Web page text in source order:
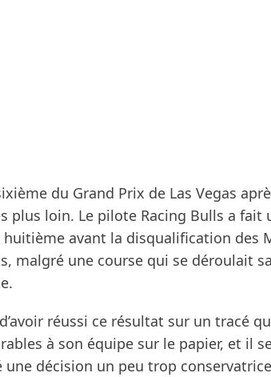
du Grand Prix de Las Vegas
plus loin. Le pilote Racing Bulls a fait
avant la disqualification des
malgré une course qui se déroulait
réussi ce résultat sur un tracé
à son équipe sur le papier, et il
décision un peu trop